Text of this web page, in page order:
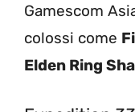
Gamescom
colossi come
Elden Ring